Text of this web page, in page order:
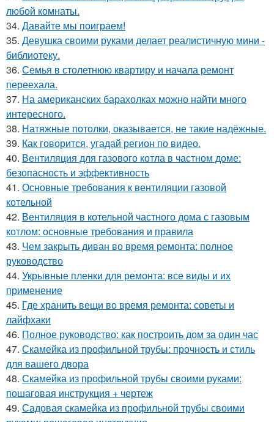
любой комнаты.
34. Давайте мы поиграем!
35. Девушка своими руками делает реалистичную мини -
библиотеку.
36. Семья в столетнюю квартиру и начала ремонт
переехала.
37. На американских барахолках можно найти много
интересного.
38. Натяжные потолки, оказывается, не такие надёжные.
39. Как говорится, угадай регион по видео.
40. Вентиляция для газового котла в частном доме:
безопасность и эффективность
41. Основные требования к вентиляции газовой
котельной
42. Вентиляция в котельной частного дома с газовым
котлом: основные требования и правила
43. Чем закрыть диван во время ремонта: полное
руководство
44. Укрывные пленки для ремонта: все виды и их
применение
45. Где хранить вещи во время ремонта: советы и
лайфхаки
46. Полное руководство: как построить дом за один час
47. Скамейка из профильной трубы: прочность и стиль
для вашего двора
48. Скамейка из профильной трубы своими руками:
пошаговая инструкция + чертеж
49. Садовая скамейка из профильной трубы своими